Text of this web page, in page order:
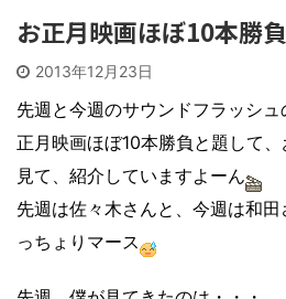
お正月映画ほぼ10本勝
2013年12月23日
先週と今週のサウンドフラッシ
正月映画ほぼ10本勝負と題して
見て、紹介していますよーん
先週は佐々木さんと、今週は和
っちょりマース